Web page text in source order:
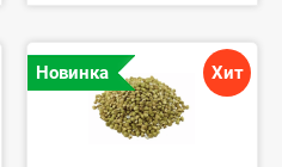
Новинка Хит